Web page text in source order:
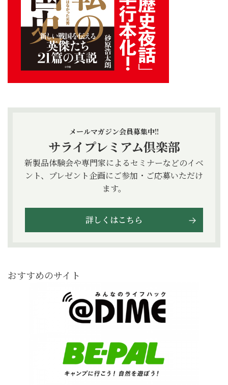
メールマガジン会員募集中!!
サライプレミアム倶楽部
新製品体験会や専門家によるセミナーなどのイベ
ント、プレゼント企画にご参加・ご応募いただけ
ます。
詳しくはこちら
おすすめのサイト